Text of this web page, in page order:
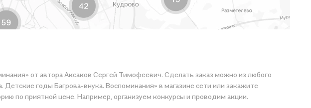
от автора Аксаков Сергей Тимофеевич. Сделать заказ можно из любого
годы Багрова-внука. Воспоминания» в магазине сети или закажите